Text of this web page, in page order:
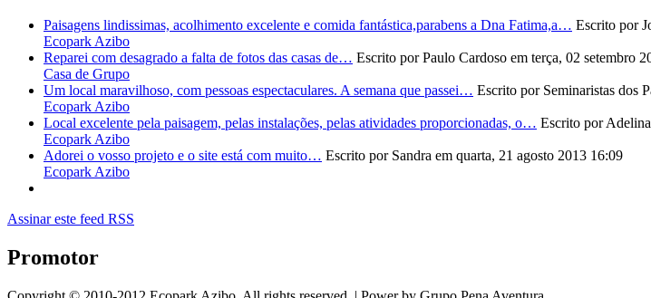
Paisagens lindissimas, acolhimento excelente e comida fantástica,parabens a Dna Fatima,a… Escrito por
Ecopark Azibo
Reparei com desagrado a falta de fotos das casas de… Escrito por Paulo Cardoso em terça, 02 setembro
Casa de Grupo
Um local maravilhoso, com pessoas espectaculares. A semana que passei… Escrito por Seminaristas dos
Ecopark Azibo
Local excelente pela paisagem, pelas instalações, pelas atividades proporcionadas, o… Escrito por
Ecopark Azibo
Adorei o vosso projeto e o site está com muito… Escrito por Sandra em quarta, 21 agosto 2013 16:09
Ecopark Azibo
Assinar este feed RSS
Promotor